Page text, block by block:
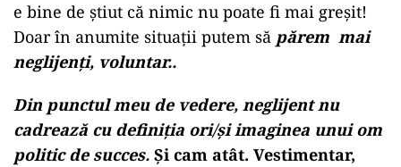
e bine de știut că nimic nu poate fi mai greșit!
Doar în anumite situații putem să părem mai
neglijenți, voluntar..
Din punctul meu de vedere, neglijent nu
cadrează cu definiția ori/și imaginea unui om
politic de succes. Și cam atât. Vestimentar,